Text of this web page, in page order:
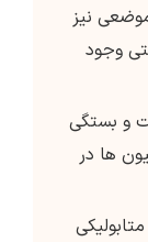
نیز
وجود
و بستگی
ها در